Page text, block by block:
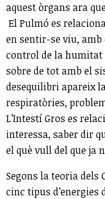
aquest òrgans ara
El Pulmó es
en sentir-se viu,
control de la humitat
sobre de tot amb el
desequilibri apareix
respiratòries,
L’Intestí Gros es
interessa, saber dir
el què vull del que ja
Segons la teoria dels
cinc tipus d’energies